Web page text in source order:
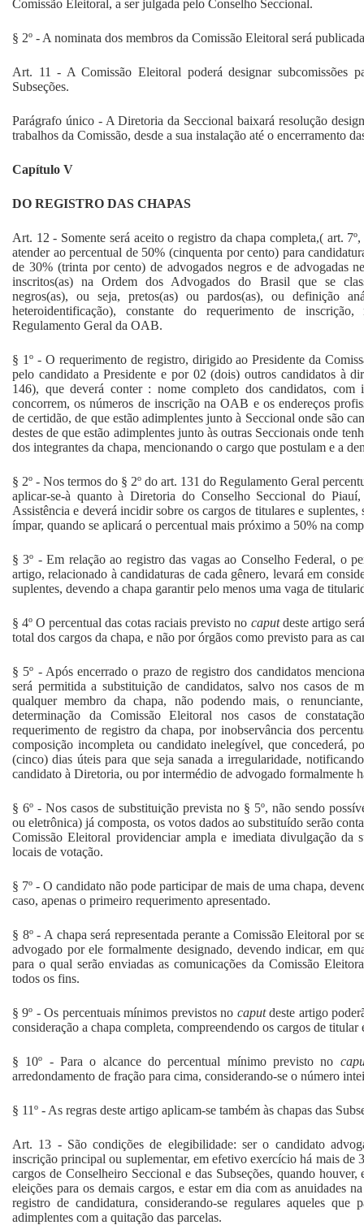
Comissão Eleitoral, a ser julgada pelo Conselho Seccional.
§ 2º - A nominata dos membros da Comissão Eleitoral será
Art. 11 - A Comissão Eleitoral poderá designar subcomissões
Subseções.
Parágrafo único - A Diretoria da Seccional baixará resolução
trabalhos da Comissão, desde a sua instalação até o encerramento
Capítulo V
DO REGISTRO DAS CHAPAS
Art. 12 - Somente será aceito o registro da chapa completa,( art.
atender ao percentual de 50% (cinquenta por cento) para
de 30% (trinta por cento) de advogados negros e de advogadas
inscritos(as) na Ordem dos Advogados do Brasil que se
negros(as), ou seja, pretos(as) ou pardos(as), ou definição
heteroidentificação), constante do requerimento de
Regulamento Geral da OAB.
§ 1º - O requerimento de registro, dirigido ao Presidente da
pelo candidato a Presidente e por 02 (dois) outros candidatos à
146), que deverá conter : nome completo dos candidatos, com
concorrem, os números de inscrição na OAB e os endereços
de certidão, de que estão adimplentes junto à Seccional onde são
destes de que estão adimplentes junto às outras Seccionais onde
dos integrantes da chapa, mencionando o cargo que postulam e a
§ 2º - Nos termos do § 2º do art. 131 do Regulamento Geral
aplicar-se-à quanto à Diretoria do Conselho Seccional do
Assistência e deverá incidir sobre os cargos de titulares e
ímpar, quando se aplicará o percentual mais próximo a 50% na
§ 3º - Em relação ao registro das vagas ao Conselho Federal, o
artigo, relacionado à candidaturas de cada gênero, levará em
suplentes, devendo a chapa garantir pelo menos uma vaga de
§ 4º O percentual das cotas raciais previsto no caputdeste artigo
total dos cargos da chapa, e não por órgãos como previsto para as
§ 5º - Após encerrado o prazo de registro dos candidatos
será permitida a substituição de candidatos, salvo nos casos de
qualquer membro da chapa, não podendo mais, o
determinação da Comissão Eleitoral nos casos de
requerimento de registro da chapa, por inobservância dos
composição incompleta ou candidato inelegível, que concederá,
(cinco) dias úteis para que seja sanada a irregularidade,
candidato à Diretoria, ou por intermédio de advogado formalmente
§ 6º - Nos casos de substituição prevista no § 5º, não sendo
ou eletrônica) já composta, os votos dados ao substituído serão
Comissão Eleitoral providenciar ampla e imediata divulgação da
locais de votação.
§ 7º - O candidato não pode participar de mais de uma chapa,
caso, apenas o primeiro requerimento apresentado.
§ 8º - A chapa será representada perante a Comissão Eleitoral por
advogado por ele formalmente designado, devendo indicar, em
para o qual serão enviadas as comunicações da Comissão
todos os fins.
§ 9º - Os percentuais mínimos previstos no caputdeste artigo
consideração a chapa completa, compreendendo os cargos de titular
§ 10º - Para o alcance do percentual mínimo previsto no
arredondamento de fração para cima, considerando-se o número
§ 11º - As regras deste artigo aplicam-se também às chapas das
Art. 13 - São condições de elegibilidade: ser o candidato
inscrição principal ou suplementar, em efetivo exercício há mais de
cargos de Conselheiro Seccional e das Subseções, quando
eleições para os demais cargos, e estar em dia com as anuidades
registro de candidatura, considerando-se regulares aqueles que
adimplentes com a quitação das parcelas.